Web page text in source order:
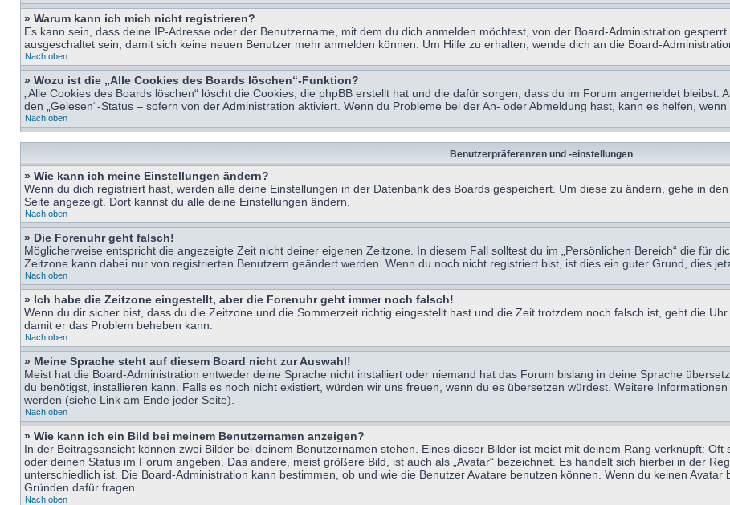
» Warum kann ich mich nicht registrieren?
Es kann sein, dass deine IP-Adresse oder der Benutzername, mit dem du dich anmelden möchtest, von der Board-Administration
ausgeschaltet sein, damit sich keine neuen Benutzer mehr anmelden können. Um Hilfe zu erhalten, wende dich an die Board-
Nach oben
» Wozu ist die „Alle Cookies des Boards löschen“-Funktion?
„Alle Cookies des Boards löschen“ löscht die Cookies, die phpBB erstellt hat und die dafür sorgen, dass du im Forum angemeldet
den „Gelesen“-Status – sofern von der Administration aktiviert. Wenn du Probleme bei der An- oder Abmeldung hast, kann es helfen,
Nach oben
Benutzerpräferenzen und -einstellungen
» Wie kann ich meine Einstellungen ändern?
Wenn du dich registriert hast, werden alle deine Einstellungen in der Datenbank des Boards gespeichert. Um diese zu ändern, gehe in
Seite angezeigt. Dort kannst du alle deine Einstellungen ändern.
Nach oben
» Die Forenuhr geht falsch!
Möglicherweise entspricht die angezeigte Zeit nicht deiner eigenen Zeitzone. In diesem Fall solltest du im „Persönlichen Bereich“ die für
Zeitzone kann dabei nur von registrierten Benutzern geändert werden. Wenn du noch nicht registriert bist, ist dies ein guter Grund, dies
Nach oben
» Ich habe die Zeitzone eingestellt, aber die Forenuhr geht immer noch falsch!
Wenn du dir sicher bist, dass du die Zeitzone und die Sommerzeit richtig eingestellt hast und die Zeit trotzdem noch falsch ist, geht die
damit er das Problem beheben kann.
Nach oben
» Meine Sprache steht auf diesem Board nicht zur Auswahl!
Meist hat die Board-Administration entweder deine Sprache nicht installiert oder niemand hat das Forum bislang in deine Sprache
du benötigst, installieren kann. Falls es noch nicht existiert, würden wir uns freuen, wenn du es übersetzen würdest. Weitere
werden (siehe Link am Ende jeder Seite).
Nach oben
» Wie kann ich ein Bild bei meinem Benutzernamen anzeigen?
In der Beitragsansicht können zwei Bilder bei deinem Benutzernamen stehen. Eines dieser Bilder ist meist mit deinem Rang verknüpft:
oder deinen Status im Forum angeben. Das andere, meist größere Bild, ist auch als „Avatar“ bezeichnet. Es handelt sich hierbei in der
unterschiedlich ist. Die Board-Administration kann bestimmen, ob und wie die Benutzer Avatare benutzen können. Wenn du keinen
Gründen dafür fragen.
Nach oben